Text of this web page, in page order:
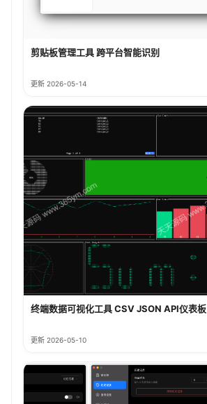
剪贴板管理工具 跨平台智能识别
更新 2026-05-14
终端数据可视化工具 CSV JSON API仪表板
更新 2026-05-10